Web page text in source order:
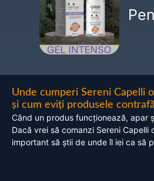
Unde cumperi Sereni Capelli
și cum eviți produsele
Când un produs funcționează, apar
Dacă vrei să comanzi Sereni Capelli
important să știi de unde îl iei ca să